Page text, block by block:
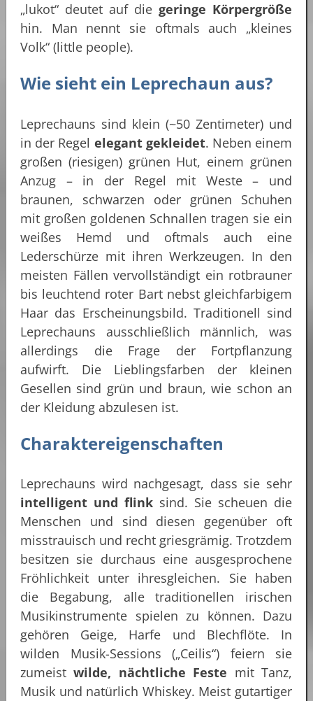
„lukot“ deutet auf die geringe Körpergröße
hin. Man nennt sie oftmals auch „kleines
Volk“ (little people).
Wie sieht ein Leprechaun aus?
Leprechauns sind klein (~50 Zentimeter) und
in der Regel elegant gekleidet. Neben einem
großen (riesigen) grünen Hut, einem grünen
Anzug – in der Regel mit Weste – und
braunen, schwarzen oder grünen Schuhen
mit großen goldenen Schnallen tragen sie ein
weißes Hemd und oftmals auch eine
Lederschürze mit ihren Werkzeugen. In den
meisten Fällen vervollständigt ein rotbrauner
bis leuchtend roter Bart nebst gleichfarbigem
Haar das Erscheinungsbild. Traditionell sind
Leprechauns ausschließlich männlich, was
allerdings die Frage der Fortpflanzung
aufwirft. Die Lieblingsfarben der kleinen
Gesellen sind grün und braun, wie schon an
der Kleidung abzulesen ist.
Charaktereigenschaften
Leprechauns wird nachgesagt, dass sie sehr
intelligent und flink sind. Sie scheuen die
Menschen und sind diesen gegenüber oft
misstrauisch und recht griesgrämig. Trotzdem
besitzen sie durchaus eine ausgesprochene
Fröhlichkeit unter ihresgleichen. Sie haben
die Begabung, alle traditionellen irischen
Musikinstrumente spielen zu können. Dazu
gehören Geige, Harfe und Blechflöte. In
wilden Musik-Sessions („Ceilis“) feiern sie
zumeistwilde, nächtliche Feste mit Tanz,
Musik und natürlich Whiskey. Meist gutartiger